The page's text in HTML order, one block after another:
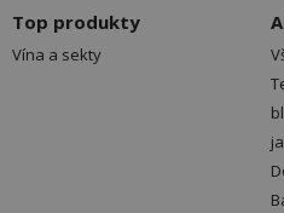
Top produkty
Vína a sekty